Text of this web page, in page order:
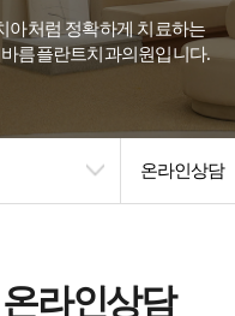
아처럼 정확하게 치료하는
름플란트치과의원입니다.
온라인상담
온라인상담